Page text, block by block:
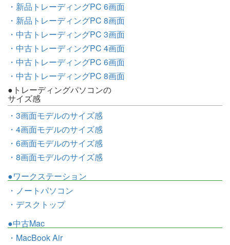
・新品トレーディングPC 6画面
・新品トレーディングPC 8画面
・中古トレーディングPC 3画面
・中古トレーディングPC 4画面
・中古トレーディングPC 6画面
・中古トレーディングPC 8画面
●トレーディングパソコンの
サイズ感
・3画面モデルのサイズ感
・4画面モデルのサイズ感
・6画面モデルのサイズ感
・8画面モデルのサイズ感
●ワークステーション
・ノートパソコン
・デスクトップ
●中古Mac
・MacBook Air